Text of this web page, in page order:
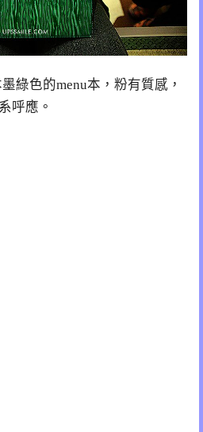
綠色的menu本，粉有質感，
呼應。